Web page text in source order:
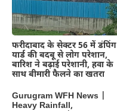
फरीदाबाद के सेक्टर 56 में डंपिंग
यार्ड की बदबू से लोग परेशान,
बारिश ने बढ़ाई परेशानी, हवा के
साथ बीमारी फैलने का खतरा
Gurugram WFH News |
Heavy Rainfall,